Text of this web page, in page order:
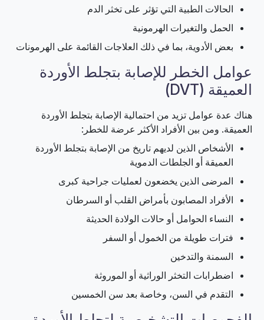
الحالات الطبية التي تؤثر على تخثر الدم
الحمل والتغيرات الهرمونية
بعض الأدوية، بما في ذلك العلاجات القائمة على الهرمونات
عوامل الخطر للإصابة بتجلط الأوردة
العميقة (DVT)
هناك عدة عوامل تزيد من احتمالية الإصابة بتجلط الأوردة
العميقة. ومن بين الأفراد الأكثر عرضة للخطر:
الأشخاص الذين لديهم تاريخ من الإصابة بتجلط الأوردة
العميقة أو الجلطات الدموية
المرضى الذين يخضعون لعمليات جراحية كبرى
الأفراد المصابون بأمراض القلب أو السرطان
النساء الحوامل أو حالات الولادة الحديثة
فترات طويلة من الخمول أو السفر
السمنة والتدخين
اضطرابات التخثر الوراثية أو الموروثة
التقدم في السن، وخاصة بعد سن الخمسين